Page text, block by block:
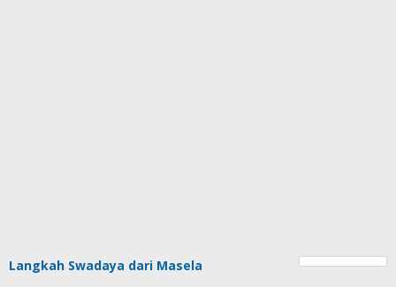
Langkah Swadaya dari Masela